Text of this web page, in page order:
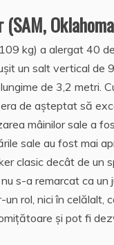
(SAM,
kg) a alergat 40
un salt vertical de
de 3,2 metri.
de așteptat să
mâinilor sale a
sale au fost mai
clasic decât de un
s-a remarcat ca un
rol, nici în celălalt,
și pot fi